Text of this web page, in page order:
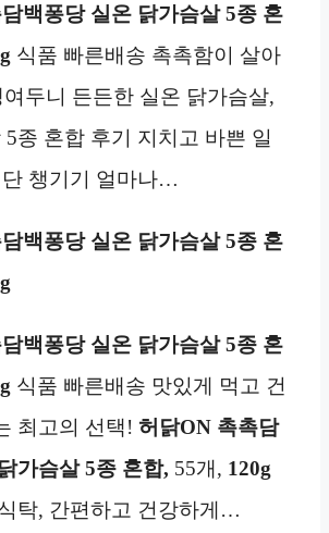
백퐁당 실온 닭가슴살 5종 혼
식품 빠른배송 촉촉함이 살아
두니 든든한 실온 닭가슴살,
종 혼합 후기 지치고 바쁜 일
챙기기 얼마나…
백퐁당 실온 닭가슴살 5종 혼
백퐁당 실온 닭가슴살 5종 혼
식품 빠른배송 맛있게 먹고 건
최고의 선택! 허닭ON 촉촉담
가슴살 5종 혼합, 55개, 120g
탁, 간편하고 건강하게…